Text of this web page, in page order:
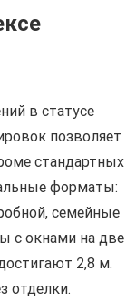
в статусе
позволяет
стандартных
форматы:
семейные
с окнами на две
2,8 м.
отделки.